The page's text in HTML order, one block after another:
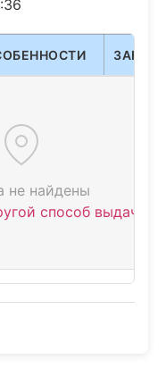
ЗАКАЗ
не найдены
способ выдачи